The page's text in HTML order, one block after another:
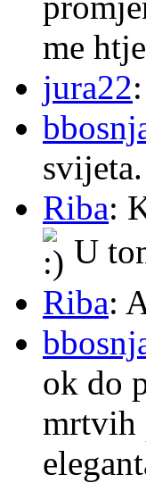
me
jura22
Riba:
U
Riba:
ok do
mrtvih